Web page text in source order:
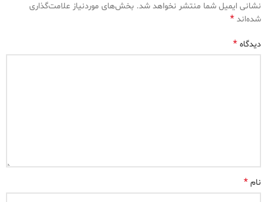
نشانی ایمیل شما منتشر نخواهد شد. بخش‌های موردنیاز علامت‌گذاری
شده‌اند *
دیدگاه *
نام *